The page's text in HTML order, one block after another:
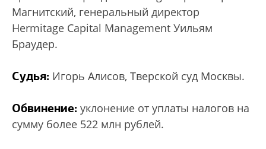
Магнитский, генеральный директор
Hermitage Capital Management Уильям
Браудер.
Судья: Игорь Алисов, Тверской суд Москвы.
Обвинение: уклонение от уплаты налогов на
сумму более 522 млн рублей.